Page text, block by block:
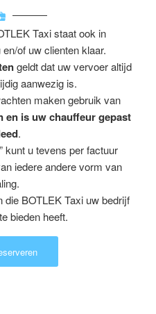
Taxi staat ook in
of uw clienten klaar.
geldt dat uw vervoer altijd
aanwezig is.
maken gebruik van
en is uw chauffeur gepast
.
kunt u tevens per factuur
iedere andere vorm van
die BOTLEK Taxi uw bedrijf
bieden heeft.